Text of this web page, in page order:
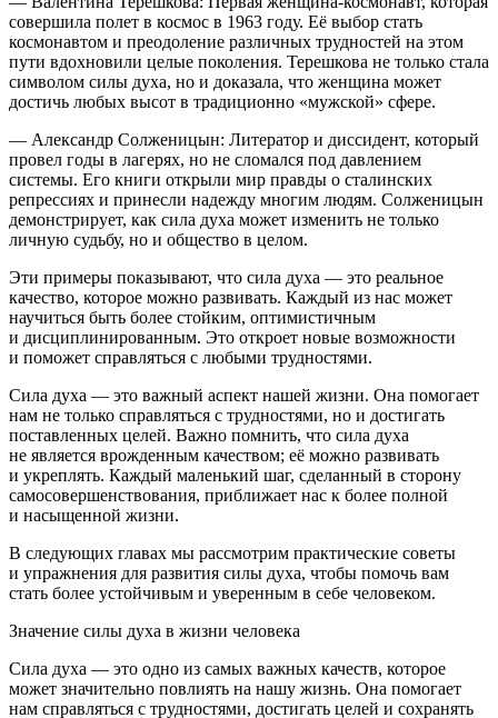
совершила полет в космос в 1963 году. Её выбор стать
космонавтом и преодоление различных трудностей на этом
пути вдохновили целые поколения. Терешкова не только стала
символом силы духа, но и доказала, что женщина может
достичь любых высот в традиционно «мужской» сфере.
— Александр Солженицын: Литератор и диссидент, который
провел годы в лагерях, но не сломался под давлением
системы. Его книги открыли мир правды о сталинских
репрессиях и принесли надежду многим людям. Солженицын
демонстрирует, как сила духа может изменить не только
личную судьбу, но и общество в целом.
Эти примеры показывают, что сила духа — это реальное
качество, которое можно развивать. Каждый из нас может
научиться быть более стойким, оптимистичным
и дисциплинированным. Это откроет новые возможности
и поможет справляться с любыми трудностями.
Сила духа — это важный аспект нашей жизни. Она помогает
нам не только справляться с трудностями, но и достигать
поставленных целей. Важно помнить, что сила духа
не является врожденным качеством; её можно развивать
и укреплять. Каждый маленький шаг, сделанный в сторону
самосовершенствования, приближает нас к более полной
и насыщенной жизни.
В следующих главах мы рассмотрим практические советы
и упражнения для развития силы духа, чтобы помочь вам
стать более устойчивым и уверенным в себе человеком.
Значение силы духа в жизни человека
Сила духа — это одно из самых важных качеств, которое
может значительно повлиять на нашу жизнь. Она помогает
нам справляться с трудностями, достигать целей и сохранять